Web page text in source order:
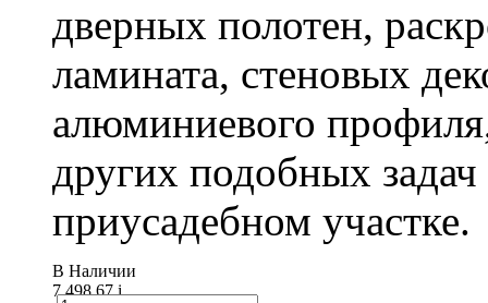
дверных полотен,
ламината, стеновых
алюминиевого
других подобных
приусадебном участке.
В Наличии
7 498.67i